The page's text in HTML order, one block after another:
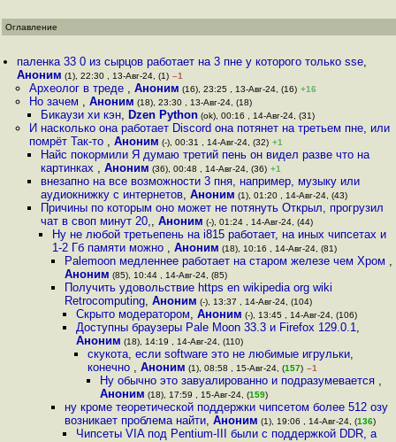
Оглавление
паленка 33 0 из сырцов работает на 3 пне у которого только sse,
Аноним (1), 22:30 , 13-Авг-24, (1) –1
Археолог в треде , Аноним (16), 23:25 , 13-Авг-24, (16) +16
Но зачем , Аноним (18), 23:30 , 13-Авг-24, (18)
Бикаузи хи кэн, Dzen Python(ok), 00:16 , 14-Авг-24, (31)
И насколько она работает Discord она потянет на третьем пне, или
помрёт Так-то , Аноним (-), 00:31 , 14-Авг-24, (32) +1
Найс покормили Я думаю третий пень он видел разве что на
картинках , Аноним (36), 00:48 , 14-Авг-24, (36) +1
внезапно на все возможности 3 пня, например, музыку или
аудиокнижку с интернетов, Аноним (1), 01:20 , 14-Авг-24, (43)
Причины по которым оно может не потянуть Открыл, прогрузил
чат в своп минут 20,, Аноним (-), 01:24 , 14-Авг-24, (44)
Ну не любой третьепень на i815 работает, на иных чипсетах и
1-2 Гб памяти можно ,Аноним (18), 10:16 , 14-Авг-24, (81)
Palemoon медленнее работает на старом железе чем Хром ,
Аноним (85), 10:44 , 14-Авг-24, (85)
Получить удовольствие https en wikipedia org wiki
Retrocomputing, Аноним (-), 13:37 , 14-Авг-24, (104)
Скрыто модератором, Аноним (-), 13:45 , 14-Авг-24, (106)
Доступны браузеры Pale Moon 33.3 и Firefox 129.0.1,
Аноним (18), 14:19 , 14-Авг-24, (110)
скукота, если software это не любимые игрульки,
конечно ,Аноним (1), 08:58 , 15-Авг-24, (157) –1
Ну обычно это завуалированно и подразумевается ,
Аноним (18), 17:59 , 15-Авг-24, (159)
ну кроме теоретической поддержки чипсетом более 512 озу
возникает проблема найти, Аноним (1), 19:06 , 14-Авг-24, (136)
Чипсеты VIA под Pentium-III были с поддержкой DDR, а